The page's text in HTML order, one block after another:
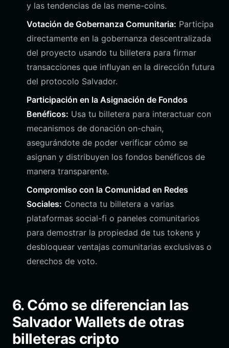
y las tendencias de las meme-coins.
Votación de Gobernanza Comunitaria: Participa
directamente en la gobernanza descentralizada
del proyecto usando tu billetera para firmar
transacciones que influyan en la dirección futura
del protocolo Salvador.
Participación en la Asignación de Fondos
Benéficos: Usa tu billetera para interactuar con
mecanismos de donación on-chain,
asegurándote de poder verificar cómo se
asignan y distribuyen los fondos benéficos de
manera transparente.
Compromiso con la Comunidad en Redes
Sociales: Conecta tu billetera a varias
plataformas social-fi o paneles comunitarios
para demostrar la propiedad de tus tokens y
desbloquear ventajas comunitarias exclusivas o
derechos de voto.
6. Cómo se diferencian las
Salvador Wallets de otras
billeteras cripto